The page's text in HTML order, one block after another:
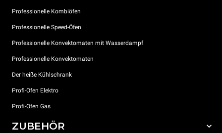
Professionelle Kombiöfen
Professionelle Speed-Öfen
Professionelle Konvektomaten mit Wasserdampf
Professionelle Konvektomaten
Der heiße Kühlschrank
Profi-Ofen Elektro
Profi-Ofen Gas
ZUBEHÖR